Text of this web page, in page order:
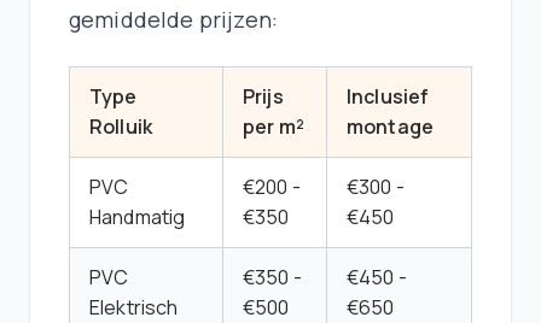
gemiddelde prijzen:
Type
Rolluik
Prijs
per m²
Inclusief
montage
PVC
Handmatig
€200 -
€350
€300 -
€450
PVC
Elektrisch
€350 -
€500
€450 -
€650